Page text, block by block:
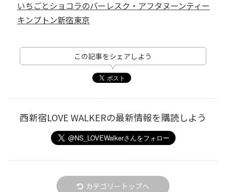
いちごとショコラのバーレスク・アフタヌーンティー
キンプトン新宿東京
この記事をシェアしよう
西新宿LOVE WALKERの最新情報を購読しよう
カテゴリートップへ